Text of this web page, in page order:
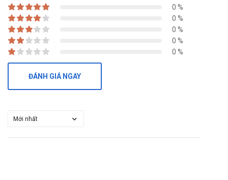
0 %
0 %
0 %
0 %
0 %
ĐÁNH GIÁ NGAY